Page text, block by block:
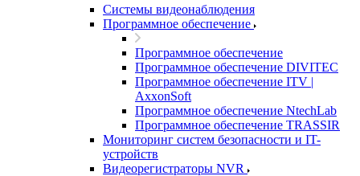
Системы видеонаблюдения
Программное обеспечение
Программное обеспечение
Программное обеспечение DIVITEC
Программное обеспечение ITV |
AxxonSoft
Программное обеспечение NtechLab
Программное обеспечение TRASSIR
Мониторинг систем безопасности и IT-
устройств
Видеорегистраторы NVR